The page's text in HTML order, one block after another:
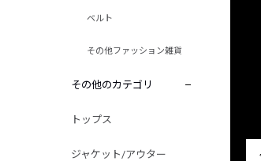
ベルト
その他ファッション雑貨
その他のカテゴリ
トップス
ジャケット/アウター